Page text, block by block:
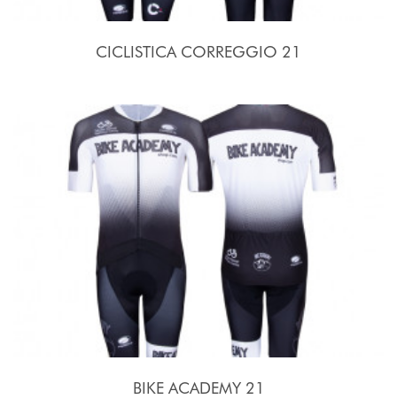
CICLISTICA CORREGGIO 21
BIKE ACADEMY 21